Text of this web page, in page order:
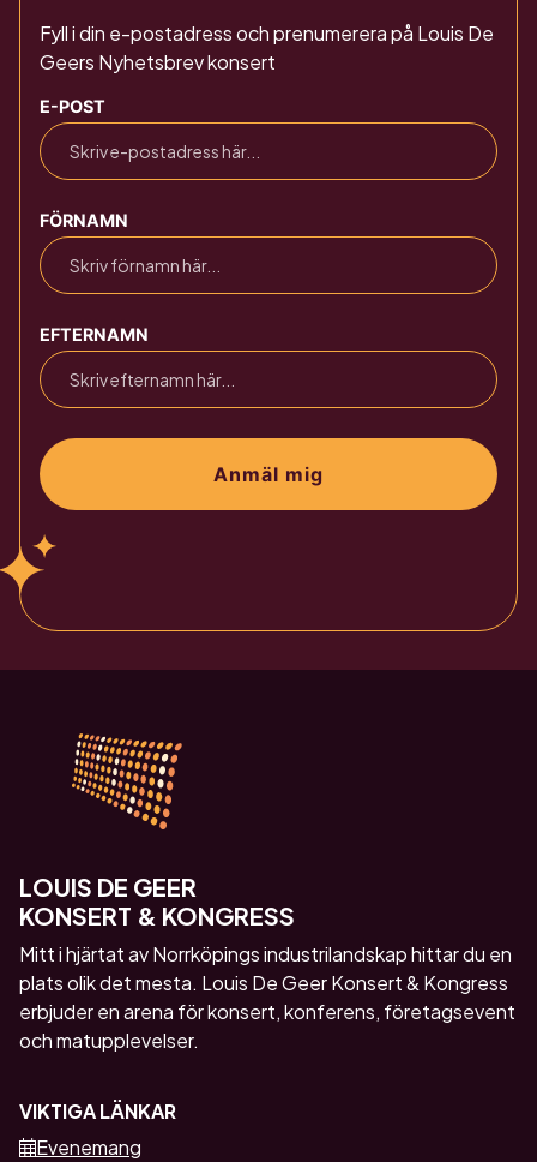
Fyll i din e-postadress och prenumerera på Louis De
Geers Nyhetsbrev konsert
E-POST
FÖRNAMN
EFTERNAMN
Anmäl mig
LOUIS DE GEER
KONSERT & KONGRESS
Mitt i hjärtat av Norrköpings industrilandskap hittar du en
plats olik det mesta. Louis De Geer Konsert & Kongress
erbjuder en arena för konsert, konferens, företagsevent
och matupplevelser.
VIKTIGA LÄNKAR
Evenemang